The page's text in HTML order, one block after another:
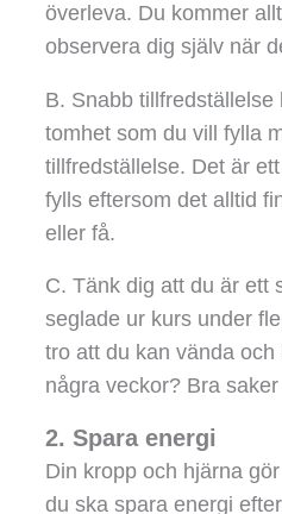
överleva. Du kommer
observera dig själv när
B. Snabb tillfredställelse
tomhet som du vill fylla
tillfredställelse. Det är
fylls eftersom det alltid
eller få.
C. Tänk dig att du är ett
seglade ur kurs under
tro att du kan vända
några veckor? Bra
2. Spara energi
Din kropp och hjärna
du ska spara energi